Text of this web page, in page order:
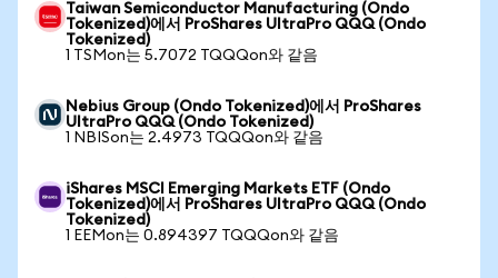
Taiwan Semiconductor Manufacturing (Ondo
Tokenized)에서 ProShares UltraPro QQQ (Ondo
Tokenized)
1 TSMon는 5.7072 TQQQon와 같음
Nebius Group (Ondo Tokenized)에서 ProShares
UltraPro QQQ (Ondo Tokenized)
1 NBISon는 2.4973 TQQQon와 같음
iShares MSCI Emerging Markets ETF (Ondo
Tokenized)에서 ProShares UltraPro QQQ (Ondo
Tokenized)
1 EEMon는 0.894397 TQQQon와 같음